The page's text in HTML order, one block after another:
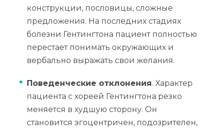
конструкции, пословицы, сложные
предложения. На последних стадиях
болезни Гентингтона пациент полностью
перестает понимать окружающих и
вербально выражать свои желания.
Поведенческие отклонения. Характер
пациента с хореей Гентингтона резко
меняется в худшую сторону. Он
становится эгоцентричен, подозрителен,